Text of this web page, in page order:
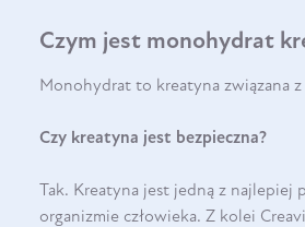
Czym jest monohydrat
Monohydrat to kreatyna związana
Czy kreatyna jest bezpieczna?
Tak. Kreatyna jest jedną z najlepiej
organizmie człowieka. Z kolei